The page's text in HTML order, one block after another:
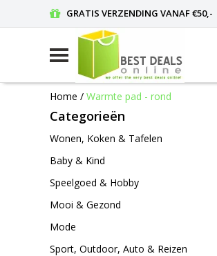
GRATIS VERZENDING VANAF €50,-
Home / Warmte pad - rond
Categorieën
Wonen, Koken & Tafelen
Baby & Kind
Speelgoed & Hobby
Mooi & Gezond
Mode
Sport, Outdoor, Auto & Reizen